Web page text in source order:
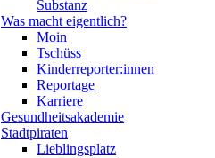
Substanz
Was macht eigentlich?
Moin
Tschüss
Kinderreporter:innen
Reportage
Karriere
Gesundheitsakademie
Stadtpiraten
Lieblingsplatz